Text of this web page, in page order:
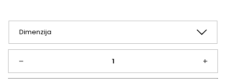
443,52 €
870,21 €
–
Ležišče +